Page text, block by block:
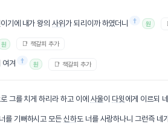
기에 내가 왕의사위 가 되리이까 하였더니 † 원
원 📑 책갈피 추가
여겨 † 원 📑 책갈피 추가
그를 치게 하리라 하고 이에 사울이 다윗 에게 이르되
를 기뻐하시고 모든신하도 너를 사랑하나니 그런즉 네